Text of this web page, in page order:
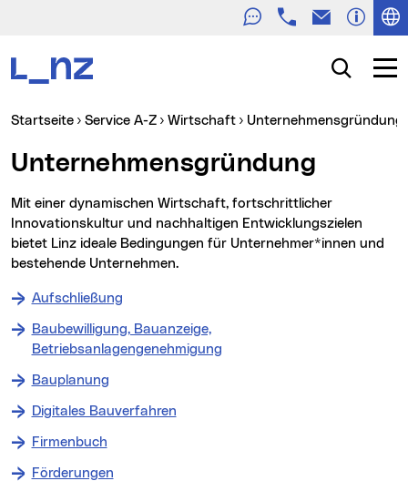
TelefonE-Mail
Suche
Sie sind hier:
Startseite Service A-Z Wirtschaft Unternehmensgründung
Unternehmensgründung
Mit einer dynamischen Wirtschaft, fortschrittlicher
Innovationskultur und nachhaltigen Entwicklungszielen
bietet Linz ideale Bedingungen für Unternehmer*innen und
bestehende Unternehmen.
Aufschließung
Baubewilligung, Bauanzeige,
Betriebsanlagengenehmigung
Bauplanung
Digitales Bauverfahren
Firmenbuch
Förderungen